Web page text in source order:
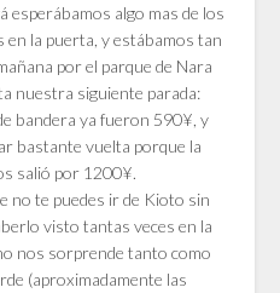
esperábamos algo mas de los
en la puerta, y estábamos tan
por el parque de Nara
nuestra siguiente parada:
bandera ya fueron 590¥, y
bastante vuelta porque la
salió por 1200¥.
no te puedes ir de Kioto sin
visto tantas veces en la
nos sorprende tanto como
(aproximadamente las